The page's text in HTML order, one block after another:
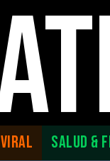
VIRAL SALUD &